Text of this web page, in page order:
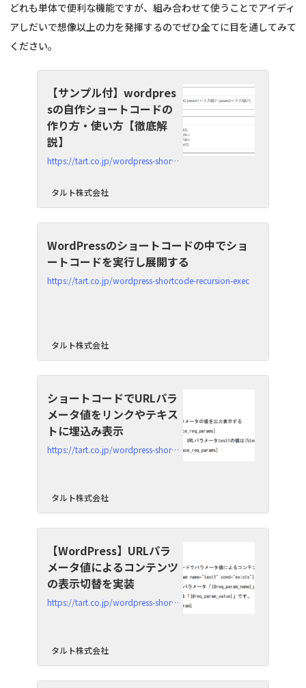
どれも単体で便利な機能ですが、組み合わせて使うことでアイディ
アしだいで想像以上の力を発揮するのでぜひ全てに目を通してみて
ください。
【サンプル付】wordpres
sの自作ショートコードの
作り方・使い方【徹底解
説】
https://tart.co.jp/wordpress-shortcode-new-create
タルト株式会社
WordPressのショートコードの中でショ
ートコードを実行し展開する
https://tart.co.jp/wordpress-shortcode-recursion-exec
タルト株式会社
ショートコードでURLパラ
メータ値をリンクやテキス
トに埋込み表示
https://tart.co.jp/wordpress-shortcode-replace_req_params
タルト株式会社
【WordPress】URLパラ
メータ値によるコンテンツ
の表示切替を実装
https://tart.co.jp/wordpress-shortcode-if_req_param
タルト株式会社